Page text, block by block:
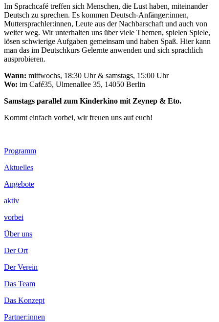
Im Sprachcafé treffen sich Menschen, die Lust haben, miteinander
Deutsch zu sprechen. Es kommen Deutsch-Anfänger:innen,
Muttersprachler:innen, Leute aus der Nachbarschaft und auch von
weiter weg. Wir unterhalten uns über viele Themen, spielen Spiele,
lösen schwierige Aufgaben gemeinsam und haben Spaß. Hier kann
man das im Deutschkurs Gelernte anwenden und sich sprachlich
ausprobieren.
Wann: mittwochs, 18:30 Uhr & samstags, 15:00 Uhr
Wo: im Café35, Ulmenallee 35, 14050 Berlin
Samstags parallel zum Kinderkino mit Zeynep & Eto.
Kommt einfach vorbei, wir freuen uns auf euch!
Footer
Inhalt
Programm
Aktuelles
Angebote
aktiv
vorbei
Über uns
Der Ort
Der Verein
Das Team
Das Konzept
Partner:innen